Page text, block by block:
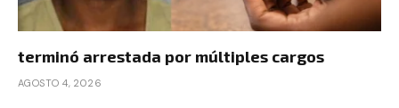
terminó arrestada por múltiples cargos
AGOSTO 4, 2026